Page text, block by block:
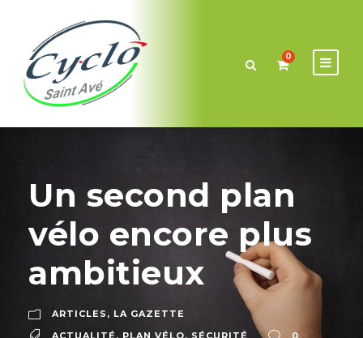
0
Un second plan
vélo encore plus
ambitieux
ARTICLES , LA GAZETTE
ACTUALITÉ , PLAN VÉLO, SÉCURITÉ 0